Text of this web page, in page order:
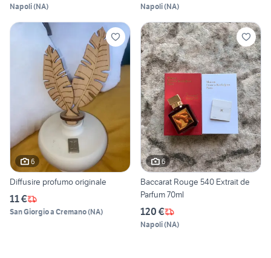
Napoli(NA) Napoli(NA)
6
Diffusire profumo originale
11 €
San Giorgio a Cremano(NA)
6
Baccarat Rouge 540 Extrait de
Parfum 70ml
120 €
Napoli(NA)